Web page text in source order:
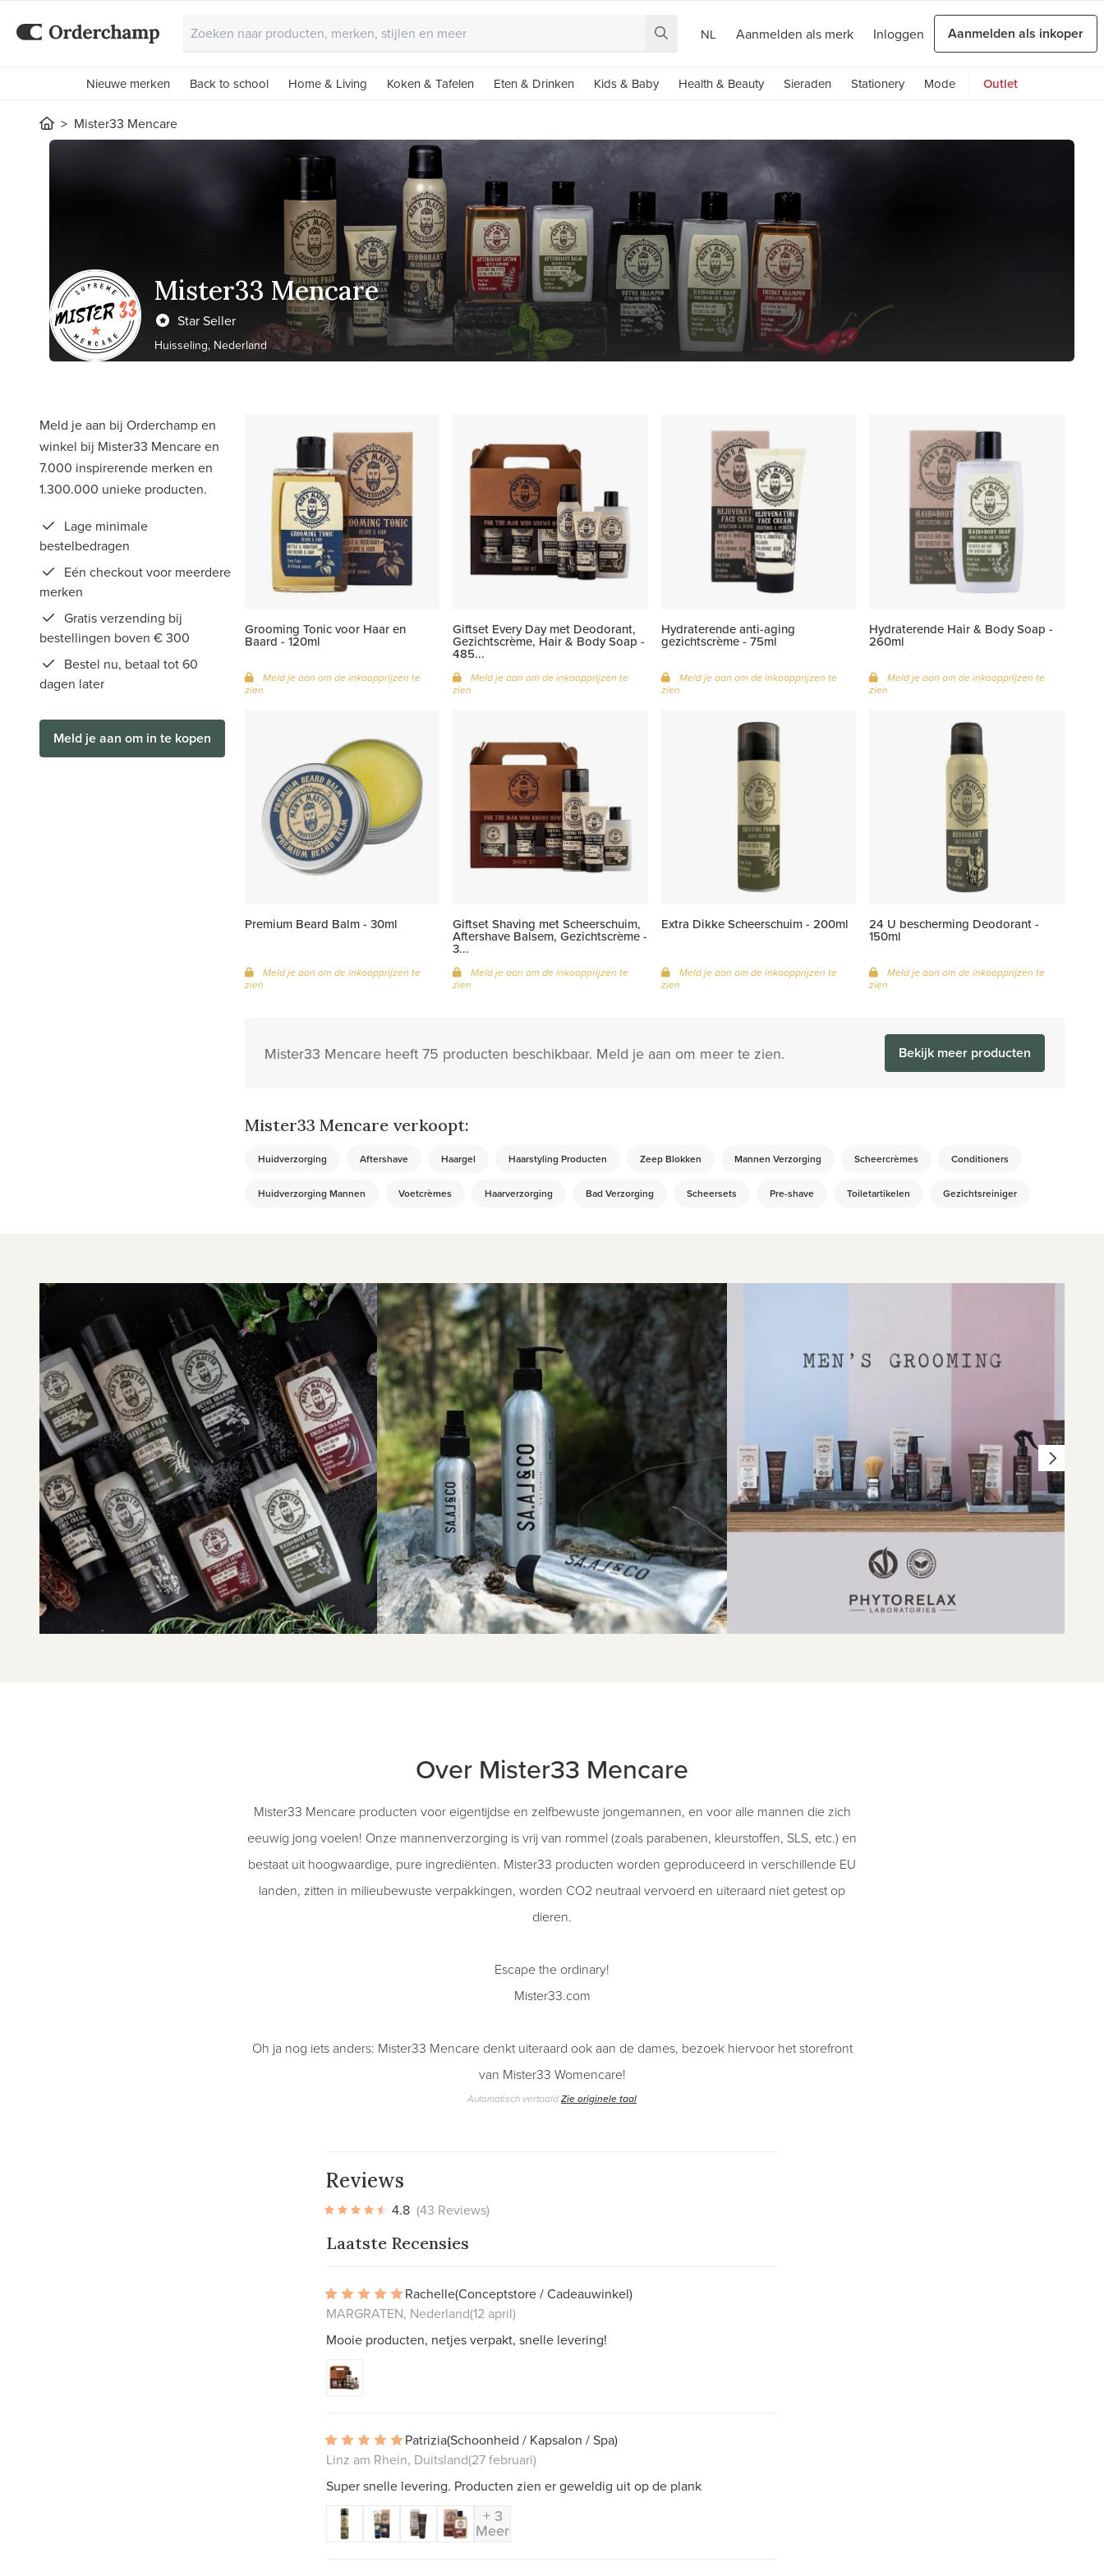
NL Aanmelden als merk Inloggen Aanmelden als inkoper
Nieuwe merken Back to school Home & Living Koken & Tafelen Eten & Drinken Kids & Baby Health & Beauty Sieraden Stationery Mode Outlet
Mister33 Mencare
Mister33 Mencare
Star Seller
Huisseling, Nederland
Meld je aan bij Orderchamp en
winkel bij Mister33 Mencare en
7.000 inspirerende merken en
1.300.000 unieke producten.
Lage minimale
bestelbedragen
Eén checkout voor meerdere
merken
Gratis verzending bij
bestellingen boven € 300
Bestel nu, betaal tot 60
dagen later
Meld je aan om in te kopen
Grooming Tonic voor Haar en
Baard - 120ml
Meld je aan om de inkoopprijzen te
zien
Giftset Every Day met Deodorant,
Gezichtscrème, Hair & Body Soap -
485...
Meld je aan om de inkoopprijzen te
zien
Hydraterende anti-aging
gezichtscrème - 75ml
Meld je aan om de inkoopprijzen te
zien
Hydraterende Hair & Body Soap -
260ml
Meld je aan om de inkoopprijzen te
zien
Premium Beard Balm - 30ml
Meld je aan om de inkoopprijzen te
zien
Giftset Shaving met Scheerschuim,
Aftershave Balsem, Gezichtscrème -
3...
Meld je aan om de inkoopprijzen te
zien
Extra Dikke Scheerschuim - 200ml
Meld je aan om de inkoopprijzen te
zien
24 U bescherming Deodorant -
150ml
Meld je aan om de inkoopprijzen te
zien
Mister33 Mencare heeft 75 producten beschikbaar. Meld je aan om meer te zien. Bekijk meer producten
Mister33 Mencare verkoopt:
Huidverzorging Aftershave Haargel Haarstyling Producten Zeep Blokken Mannen Verzorging Scheercrèmes Conditioners
Huidverzorging Mannen Voetcrèmes Haarverzorging Bad Verzorging Scheersets Pre-shave Toiletartikelen Gezichtsreiniger
Over Mister33 Mencare
Mister33 Mencare producten voor eigentijdse en zelfbewuste jongemannen, en voor alle mannen die zich
eeuwig jong voelen! Onze mannenverzorging is vrij van rommel (zoals parabenen, kleurstoffen, SLS, etc.) en
bestaat uit hoogwaardige, pure ingrediënten. Mister33 producten worden geproduceerd in verschillende EU
landen, zitten in milieubewuste verpakkingen, worden CO2 neutraal vervoerd en uiteraard niet getest op
dieren.
Escape the ordinary!
Mister33.com
Oh ja nog iets anders: Mister33 Mencare denkt uiteraard ook aan de dames, bezoek hiervoor het storefront
van Mister33 Womencare!
Automatisch vertaaldZie originele taal
Reviews
4.8 (43 Reviews)
Laatste Recensies
Rachelle(Conceptstore / Cadeauwinkel)
MARGRATEN, Nederland(12 april)
Mooie producten, netjes verpakt, snelle levering!
Patrizia(Schoonheid / Kapsalon / Spa)
Linz am Rhein, Duitsland(27 februari)
Super snelle levering. Producten zien er geweldig uit op de plank
+ 3
Meer